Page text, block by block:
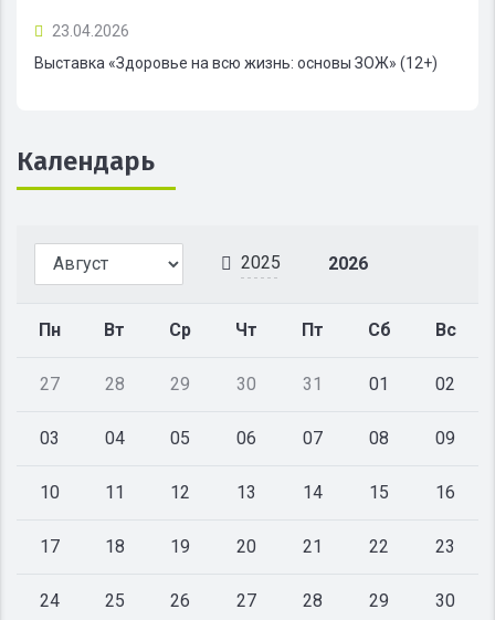
23.04.2026
Выставка «Здоровье на всю жизнь: основы ЗОЖ» (12+)
Календарь
2025 2026
Пн Вт Ср Чт Пт Сб Вс
27 28 29 30 31 01 02
03 04 05 06 07 08 09
10 11 12 13 14 15 16
17 18 19 20 21 22 23
24 25 26 27 28 29 30